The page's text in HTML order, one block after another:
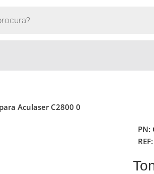
Aculaser C2800 0
PN:
REF: